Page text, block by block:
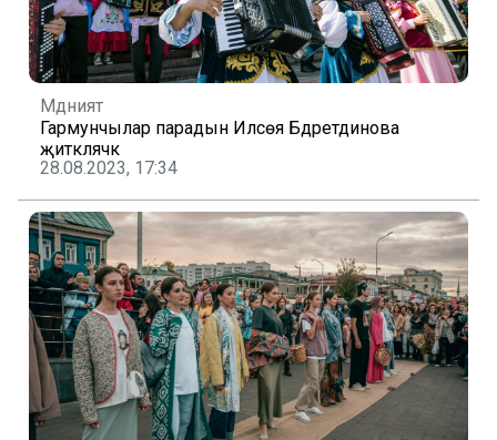
Мәдәният
Гармунчылар парадын Илсөя Бәдретдинова
җитәкләячәк
28.08.2023, 17:34